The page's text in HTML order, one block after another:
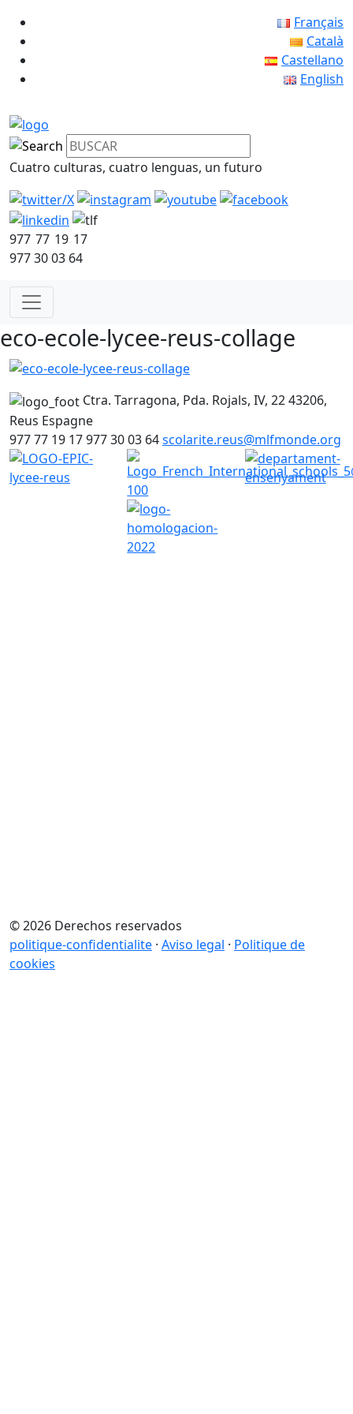
Français
Català
Castellano
English
Cuatro culturas, cuatro lenguas, un futuro
977 77 19 17
977 30 03 64
eco-ecole-lycee-reus-collage
Ctra. Tarragona, Pda. Rojals, IV, 2243206,
Reus Espagne
977 77 19 17977 30 03 64scolarite.reus@mlfmonde.org
© 2026 Derechos reservados
politique-confidentialite · Aviso legal · Politique de
cookies